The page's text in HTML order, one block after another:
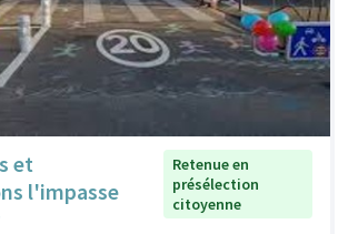
et
l'impasse
Retenue en
présélection
citoyenne